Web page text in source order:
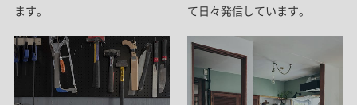
ます。
て日々発信しています。